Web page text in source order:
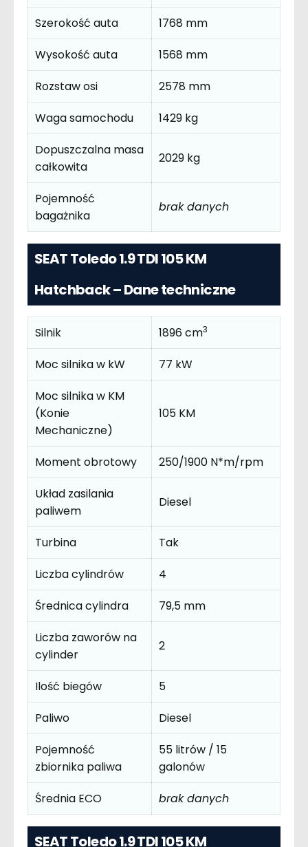
Szerokość auta
1768 mm
Wysokość auta
1568 mm
Rozstaw osi
2578 mm
Waga samochodu
1429 kg
Dopuszczalna masa
całkowita
2029 kg
Pojemność
bagażnika
brak danych
SEAT Toledo 1.9 TDI 105 KM
Hatchback – Dane techniczne
Silnik 1896 cm3
Moc silnika w kW
77 kW
Moc silnika w KM
(Konie
Mechaniczne)
105 KM
Moment obrotowy
250/1900 N*m/rpm
Układ zasilania
paliwem
Diesel
Turbina
Tak
Liczba cylindrów
4
Średnica cylindra
79,5 mm
Liczba zaworów na
cylinder
2
Ilość biegów
5
Paliwo
Diesel
Pojemność
zbiornika paliwa
55 litrów / 15
galonów
Średnia ECO
brak danych
SEAT Toledo 1.9 TDI 105 KM